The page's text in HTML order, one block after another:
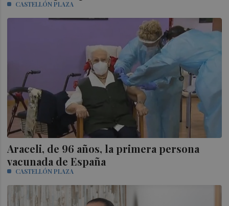
CASTELLÓN PLAZA
Araceli, de 96 años, la primera persona
vacunada de España
CASTELLÓN PLAZA